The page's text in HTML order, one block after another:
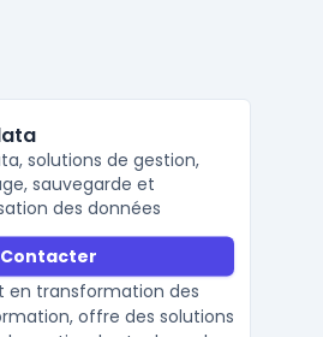
solutions de gestion,
sauvegarde et
des données
Contacter
en transformation des
offre des solutions